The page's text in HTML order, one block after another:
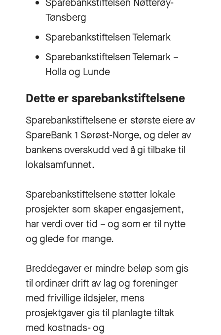
Tønsberg
Sparebankstiftelsen Telemark
Sparebankstiftelsen Telemark –
Holla og Lunde
Dette er sparebankstiftelsene
Sparebankstiftelsene er største eiere av
SpareBank 1 Sørøst-Norge, og deler av
bankens overskudd ved å gi tilbake til
lokalsamfunnet.
Sparebankstiftelsene støtter lokale
prosjekter som skaper engasjement,
har verdi over tid – og som er til nytte
og glede for mange.
Breddegaver er mindre beløp som gis
til ordinær drift av lag og foreninger
med frivillige ildsjeler, mens
prosjektgaver gis til planlagte tiltak
med kostnads- og